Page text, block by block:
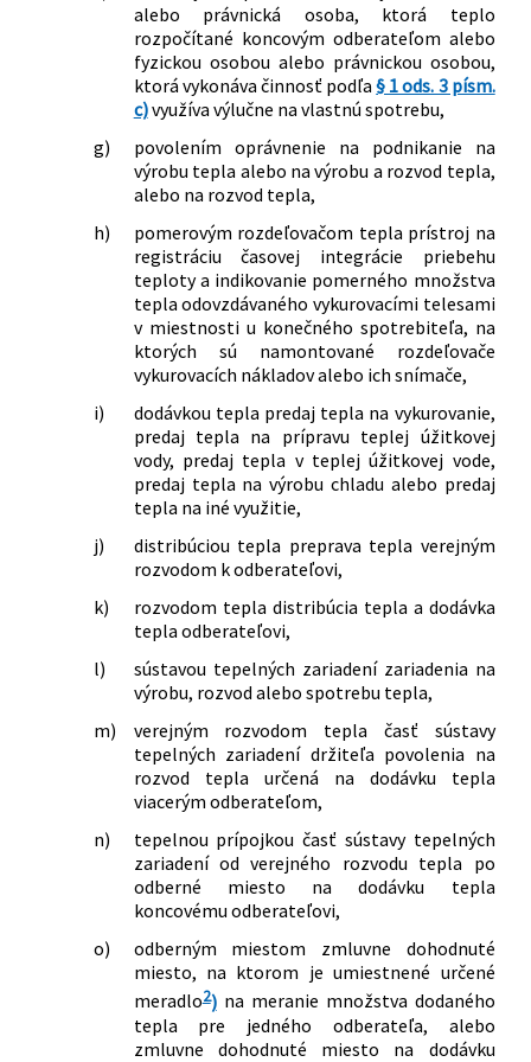
Slovenskej republiky č. 240/2016 Z. z.,
ktorou sa ustanovuje teplota teplej
úžitkovej vody na odbernom mieste,
pravidlá rozpočítavania množstva
a rozpočítavania množstva tepla
379/2022 Z. z.
Vyhláška Ministerstva hospodárstva
Slovenskej republiky, ktorou sa mení a
dopĺňa vyhláška Ministerstva
hospodárstva Slovenskej republiky č.
152/2005 Z. z. o určenom čase a o
určenej kvalite dodávky tepla pre
konečného spotrebiteľa
503/2022 Z. z.
Vyhláška Ministerstva hospodárstva
ustanovuje teplota teplej vody na
odbernom mieste a pravidlá
rozpočítavania nákladov na množstvo
tepla dodaného v teplej vode, nákladov
na množstvo dodaného tepla na
vykurovanie, nákladov na množstvo
dodaného tepla alebo množstva tepla
vyrobeného v decentralizovanom
zdroji tepla a ekonomicky oprávnených
decentralizovanom zdroji tepla
146/2024 Z. z.
Vyhláška Úradu pre reguláciu sieťových
odvetví, ktorou sa ustanovuje rozsah
ekonomicky oprávnených nákladov
vyvolaných odpojením sa odberateľa od
sústavy tepelných zariadení dodávateľa
a spôsob ich výpočtu
337/2024 Z. z.
Vyhláška Ministerstva hospodárstva
Slovenskej republiky, ktorou sa mení a
dopĺňa vyhláška Ministerstva
hospodárstva Slovenskej republiky č.
503/2022 Z. z., ktorou sa ustanovuje
teplota teplej vody na odbernom
mieste a pravidlá rozpočítavania
nákladov na množstvo tepla dodaného
205/2023 Z. z.
Zákon o zmene a doplnení niektorých
zákonov v súvislosti s reformou
stavebnej legislatívy
128/2024 Z. z.
Zákon, ktorým sa mení a dopĺňa zákon
č. 250/2012 Z. z. o regulácii v sieťových
odvetviach v znení neskorších
predpisov a ktorým sa menia a
dopĺňajú niektoré zákony
143/2024 Z. z.
Zákon, ktorým sa mení a dopĺňa zákon
č. 250/2012 Z. z. o regulácii v sieťových
odvetviach v znení neskorších
predpisov a ktorým sa menia a
dopĺňajú niektoré zákony
26/2025 Z. z.
Zákon o zmene a doplnení niektorých
zákonov v súvislosti so zmenami
vyvolanými Stavebným zákonom
259/2025 Z. z.
Zákon, ktorým sa mení a dopĺňa zákon
č. 251/2012 Z. z. o energetike a o zmene
a doplnení niektorých zákonov v znení
neskorších predpisov a ktorým sa
menia a dopĺňajú niektoré zákony
116/2026 Z. z.
Zákon, ktorým sa mení a dopĺňa zákon
č. 251/2012 Z. z. o energetike a o zmene
a doplnení niektorých zákonov v znení
neskorších predpisov a ktorým sa
menia a dopĺňajú niektoré zákony
alebo právnická osoba, ktorá teplo
rozpočítané koncovým odberateľom alebo
fyzickou osobou alebo právnickou osobou,
ktorá vykonáva činnosť podľa§ 1 ods. 3 písm.
c)využíva výlučne na vlastnú spotrebu,
g)
povolením oprávnenie na podnikanie na
výrobu tepla alebo na výrobu a rozvod tepla,
alebo na rozvod tepla,
h)
pomerovým rozdeľovačom tepla prístroj na
registráciu časovej integrácie priebehu
teploty a indikovanie pomerného množstva
tepla odovzdávaného vykurovacími telesami
v miestnosti u konečného spotrebiteľa, na
ktorých sú namontované rozdeľovače
vykurovacích nákladov alebo ich snímače,
i)
dodávkou tepla predaj tepla na vykurovanie,
predaj tepla na prípravu teplej úžitkovej
vody, predaj tepla v teplej úžitkovej vode,
predaj tepla na výrobu chladu alebo predaj
tepla na iné využitie,
j)
distribúciou tepla preprava tepla verejným
rozvodom k odberateľovi,
k)
rozvodom tepla distribúcia tepla a dodávka
tepla odberateľovi,
l)
sústavou tepelných zariadení zariadenia na
výrobu, rozvod alebo spotrebu tepla,
m)
verejným rozvodom tepla časť sústavy
tepelných zariadení držiteľa povolenia na
rozvod tepla určená na dodávku tepla
viacerým odberateľom,
n)
tepelnou prípojkou časť sústavy tepelných
zariadení od verejného rozvodu tepla po
odberné miesto na dodávku tepla
koncovému odberateľovi,
o)
odberným miestom zmluvne dohodnuté
miesto, na ktorom je umiestnené určené
meradlo2)na meranie množstva dodaného
tepla pre jedného odberateľa, alebo
zmluvne dohodnuté miesto na dodávku